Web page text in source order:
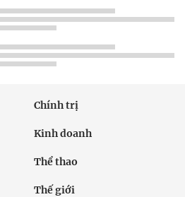
Chính trị
Kinh doanh
Thể thao
Thế giới